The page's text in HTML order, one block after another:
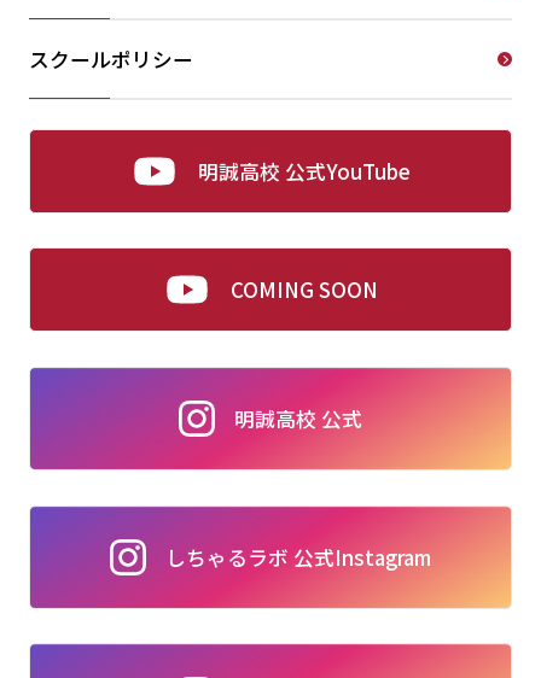
スクールポリシー
明誠高校 公式YouTube
COMING SOON
明誠高校 公式
しちゃるラボ 公式Instagram